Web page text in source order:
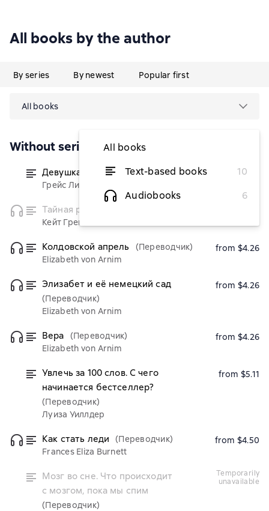
All books by the author
By series By newest Popular first
All books
All books
Text-based books
10
Audiobooks
6
Without series
Девушка из Монтаны (Переводчик)
Грейс Ливингстон Хилл
from $4.38
Тайная река
Кейт Гренвилл
Колдовской апрель
(Переводчик)
Elizabeth von Arnim
from $4.26
Элизабет и её немецкий сад
(Переводчик)
Elizabeth von Arnim
from $4.26
Вера
(Переводчик)
Elizabeth von Arnim
from $4.26
Увлечь за 100 слов. С чего
начинается бестселлер?
(Переводчик)
Луиза Уиллдер
from $5.11
Как стать леди
(Переводчик)
Frances Eliza Burnett
from $4.50
Мозг во сне. Что происходит
с мозгом, пока мы спим
(Переводчик)
temporarily
unavailable